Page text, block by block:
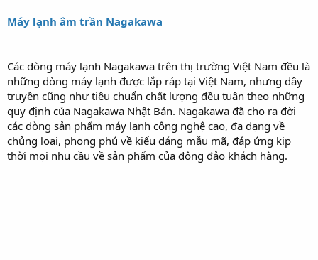
Máy lạnh âm trần Nagakawa
Các dòng máy lạnh Nagakawa trên thị trường Việt Nam đều là
những dòng máy lạnh được lắp ráp tại Việt Nam, nhưng dây
truyền cũng như tiêu chuẩn chất lượng đều tuân theo những
quy định của Nagakawa Nhật Bản. Nagakawa đã cho ra đời
các dòng sản phẩm máy lạnh công nghệ cao, đa dạng về
chủng loại, phong phú về kiểu dáng mẫu mã, đáp ứng kịp
thời mọi nhu cầu về sản phẩm của đông đảo khách hàng.